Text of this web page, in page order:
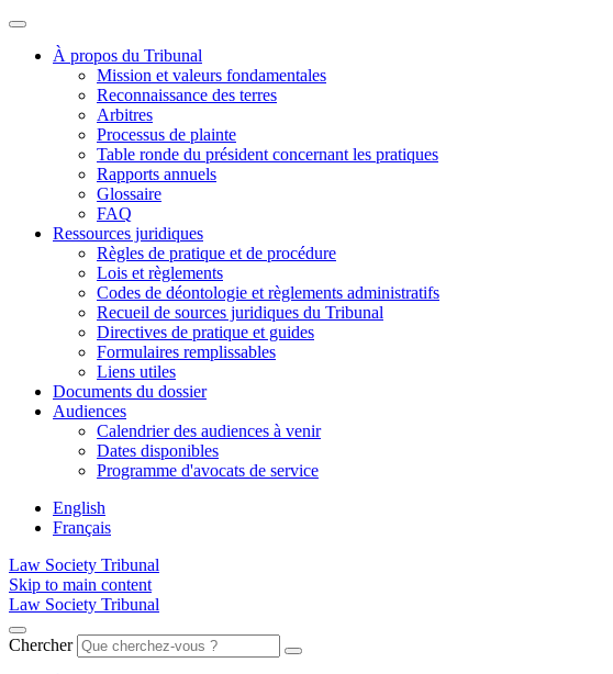
À propos du Tribunal
Mission et valeurs fondamentales
Reconnaissance des terres
Arbitres
Processus de plainte
Table ronde du président concernant les pratiques
Rapports annuels
Glossaire
FAQ
Ressources juridiques
Règles de pratique et de procédure
Lois et règlements
Codes de déontologie et règlements administratifs
Recueil de sources juridiques du Tribunal
Directives de pratique et guides
Formulaires remplissables
Liens utiles
Documents du dossier
Audiences
Calendrier des audiences à venir
Dates disponibles
Programme d'avocats de service
English
Français
Law Society Tribunal
Skip to main content
Law Society Tribunal
Chercher